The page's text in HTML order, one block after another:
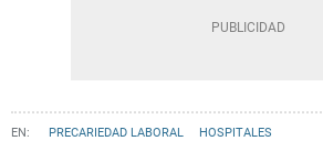
PRECARIEDAD LABORAL HOSPITALES